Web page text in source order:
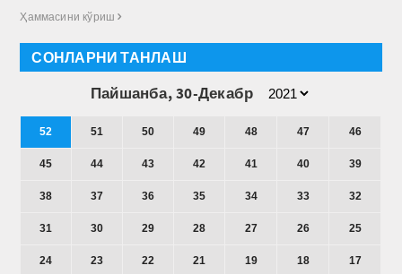
Ҳаммасини кўриш 
СОНЛАРНИ ТАНЛАШ
Пайшанба, 30-Декабр
52 51 50 49 48 47 46
45 44 43 42 41 40 39
38 37 36 35 34 33 32
31 30 29 28 27 26 25
24 23 22 21 19 18 17